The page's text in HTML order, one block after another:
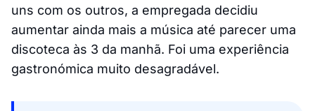
uns com os outros, a empregada decidiu
aumentar ainda mais a música até parecer uma
discoteca às 3 da manhã. Foi uma experiência
gastronómica muito desagradável.